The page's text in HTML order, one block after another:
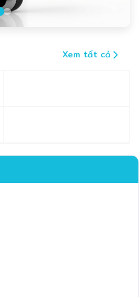
Xem tất cả